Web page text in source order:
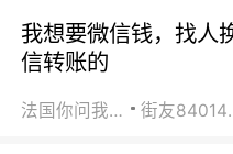
我想要微信钱，找人
信转账的
法国你问我答 街